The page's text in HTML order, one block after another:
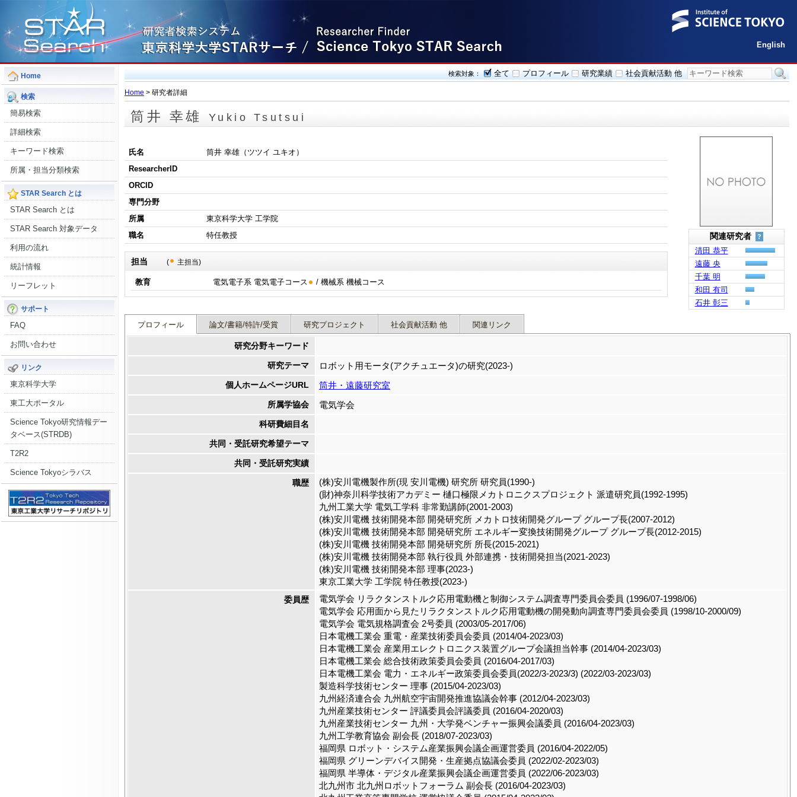
English
Home
検索
簡易検索
詳細検索
キーワード検索
所属・担当分類検索
STAR Search とは
STAR Search とは
STAR Search 対象データ
利用の流れ
統計情報
リーフレット
サポート
FAQ
お問い合わせ
リンク
東京科学大学
東工大ポータル
Science Tokyo研究情報デー
タベース(STRDB)
T2R2
Science Tokyoシラバス
検索対象： 全て プロフィール 研究業績 社会貢献活動 他
Home > 研究者詳細
筒井 幸雄 Yukio Tsutsui
関連研究者 ?
清田 恭平
遠藤 央
千葉 明
和田 有司
石井 彰三
氏名
筒井 幸雄（ツツイ ユキオ）
ResearcherID
ORCID
専門分野
所属
東京科学大学 工学院
職名
特任教授
( 主担当)
教育 電気電子系 電気電子コース / 機械系 機械コース
プロフィール 論文/書籍/特許/受賞 研究プロジェクト 社会貢献活動 他 関連リンク
研究分野キーワード
研究テーマ ロボット用モータ(アクチュエータ)の研究(2023-)
個人ホームページURL 筒井・遠藤研究室
所属学協会 電気学会
科研費細目名
共同・受託研究希望テーマ
共同・受託研究実績
職歴
(株)安川電機製作所(現 安川電機) 研究所 研究員(1990-)
(財)神奈川科学技術アカデミー 樋口極限メカトロニクスプロジェクト 派遣研究員(1992-1995)
九州工業大学 電気工学科 非常勤講師(2001-2003)
(株)安川電機 技術開発本部 開発研究所 メカトロ技術開発グループ グループ長(2007-2012)
(株)安川電機 技術開発本部 開発研究所 エネルギー変換技術開発グループ グループ長(2012-2015)
(株)安川電機 技術開発本部 開発研究所 所長(2015-2021)
(株)安川電機 技術開発本部 執行役員 外部連携・技術開発担当(2021-2023)
(株)安川電機 技術開発本部 理事(2023-)
東京工業大学 工学院 特任教授(2023-)
委員歴
電気学会 リラクタンストルク応用電動機と制御システム調査専門委員会委員 (1996/07-1998/06)
電気学会 応用面から見たリラクタンストルク応用電動機の開発動向調査専門委員会委員 (1998/10-2000/09)
電気学会 電気規格調査会 2号委員 (2003/05-2017/06)
日本電機工業会 重電・産業技術委員会委員 (2014/04-2023/03)
日本電機工業会 産業用エレクトロニクス装置グループ会議担当幹事 (2014/04-2023/03)
日本電機工業会 総合技術政策委員会委員 (2016/04-2017/03)
日本電機工業会 電力・エネルギー政策委員会委員(2022/3-2023/3) (2022/03-2023/03)
製造科学技術センター 理事 (2015/04-2023/03)
九州経済連合会 九州航空宇宙開発推進協議会幹事 (2012/04-2023/03)
九州産業技術センター 評議委員会評議委員 (2016/04-2020/03)
九州産業技術センター 九州・大学発ベンチャー振興会議委員 (2016/04-2023/03)
九州工学教育協会 副会長 (2018/07-2023/03)
福岡県 ロボット・システム産業振興会議企画運営委員 (2016/04-2022/05)
福岡県 グリーンデバイス開発・生産拠点協議会委員 (2022/02-2023/03)
福岡県 半導体・デジタル産業振興会議企画運営委員 (2022/06-2023/03)
北九州市 北九州ロボットフォーラム 副会長 (2016/04-2023/03)